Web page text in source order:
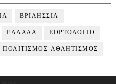
ΒΡΙΛΗΣΣΙΑ
ΕΛΛΑΔΑ ΕΟΡΤΟΛΟΓΙΟ
ΠΟΛΙΤΙΣΜΟΣ-ΑΘΛΗΤΙΣΜΟΣ